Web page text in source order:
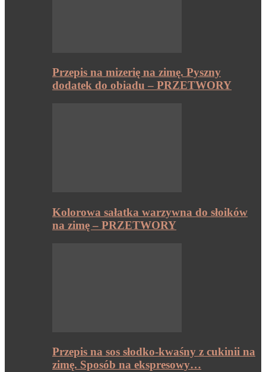
Przepis na mizerię na zimę. Pyszny
dodatek do obiadu – PRZETWORY
Kolorowa sałatka warzywna do słoików
na zimę – PRZETWORY
Przepis na sos słodko-kwaśny z cukinii na
zimę. Sposób na ekspresowy…